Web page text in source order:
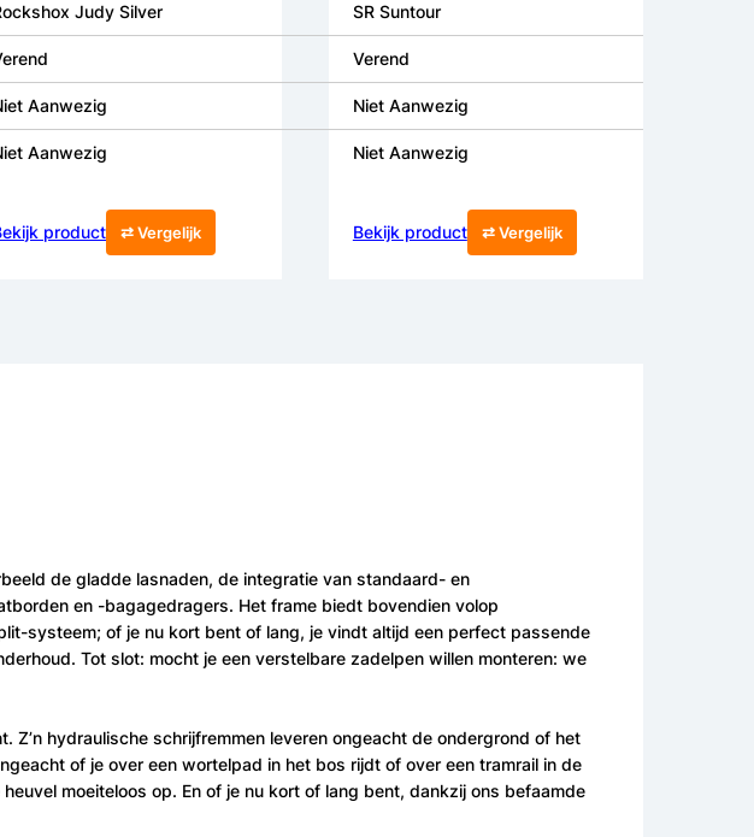
Judy Silver
Aanwezig
Aanwezig
product ⇄ Vergelijk
SR Suntour
Verend
Niet Aanwezig
Niet Aanwezig
Bekijk product ⇄ Vergelijk
de gladde lasnaden, de integratie van standaard- en
en -bagagedragers. Het frame biedt bovendien volop
systeem; of je nu kort bent of lang, je vindt altijd een perfect passende
Tot slot: mocht je een verstelbare zadelpen willen monteren: we
hydraulische schrijfremmen leveren ongeacht de ondergrond of het
of je over een wortelpad in het bos rijdt of over een tramrail in de
moeiteloos op. En of je nu kort of lang bent, dankzij ons befaamde